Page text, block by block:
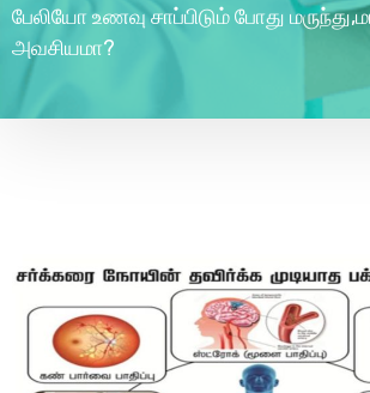
பேலியோ உணவு சாப்பிடும் போது
அவசியமா?